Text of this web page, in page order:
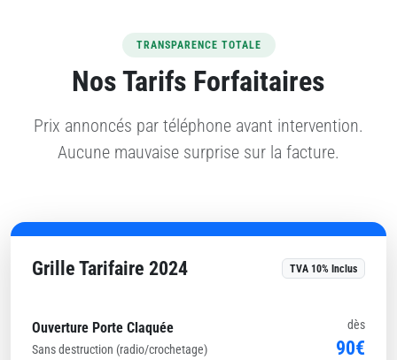
TRANSPARENCE TOTALE
Nos Tarifs Forfaitaires
Prix annoncés par téléphone avant intervention.
Aucune mauvaise surprise sur la facture.
Grille Tarifaire 2024 TVA 10% Inclus
Ouverture Porte Claquée
Sans destruction (radio/crochetage)
dès
90€